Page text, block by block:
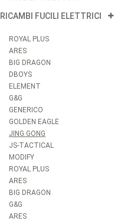
RICAMBI FUCILI ELETTRICI
ROYAL PLUS
ARES
BIG DRAGON
DBOYS
ELEMENT
G&G
GENERICO
GOLDEN EAGLE
JING GONG
JS-TACTICAL
MODIFY
ROYAL PLUS
ARES
BIG DRAGON
G&G
ARES